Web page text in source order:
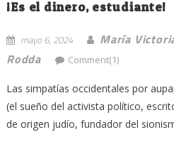
¡Es el dinero, estudiante!
mayo 6, 2024
María
Rodda
Comment(1)
Las simpatías occidentales por
(el sueño del activista político,
de origen judío, fundador del